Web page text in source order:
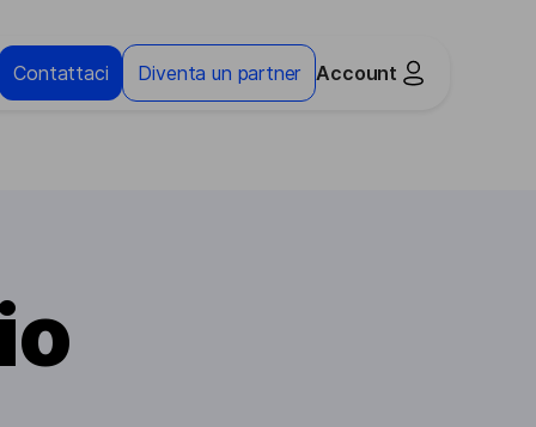
Contattaci Diventa un partner Account